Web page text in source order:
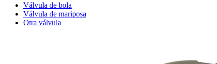
Válvula de bola
Válvula de mariposa
Otra válvula